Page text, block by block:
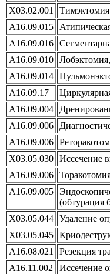
X03.02.001
Тимэктомия
А16.09.015
А16.09.016
А16.09.010
А16.09.014
А16.09.17
А16.09.004
А16.09.006
А16.09.006
X03.05.030 Иссечение
А16.09.006
А16.09.005
(обтурация
X03.05.044 Удаление
X03.05.045
А16.08.021
Резекция
А16.11.002
Иссечение